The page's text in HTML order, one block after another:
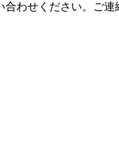
わせください。ご連